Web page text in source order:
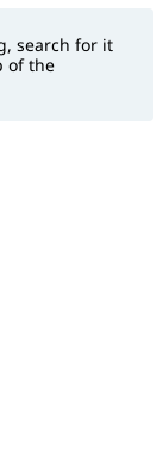
search for it
of the